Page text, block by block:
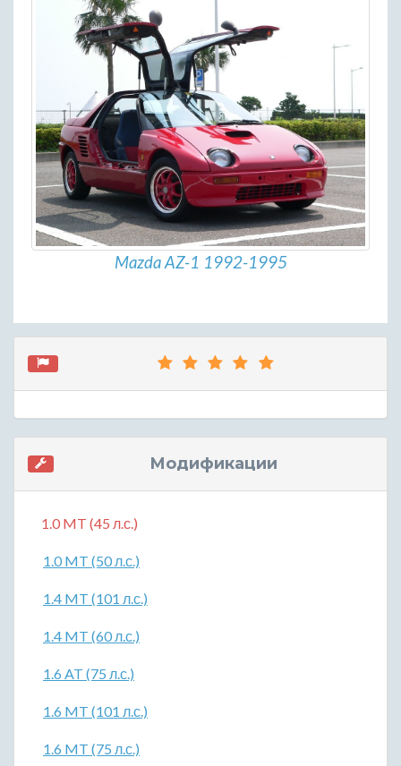
Mazda AZ-1 1992-1995
Модификации
1.0 MT (45 л.с.)
1.0 MT (50 л.с.)
1.4 MT (101 л.с.)
1.4 MT (60 л.с.)
1.6 AT (75 л.с.)
1.6 MT (101 л.с.)
1.6 MT (75 л.с.)